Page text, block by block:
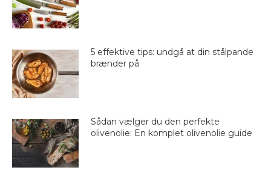
5 effektive tips: undgå at din stålpande
brænder på
Sådan vælger du den perfekte
olivenolie: En komplet olivenolie guide